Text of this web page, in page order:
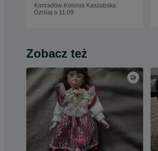
Konradów-Kolonia Kaszubska
Dzisiaj o 11:09
Zobacz też